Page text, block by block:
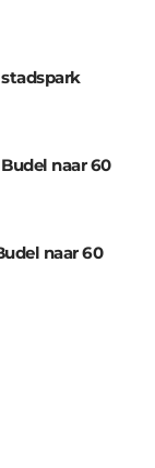
naar 60
naar 60